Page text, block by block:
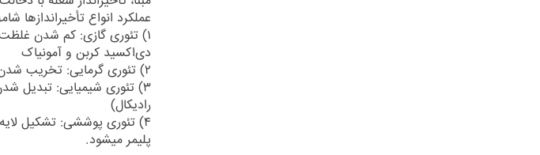
عملکرد انواع تأخیراندازها
۱) تئوری گازی: کم شدن
دی‌اکسید کربن و آمونیاک
۲) تئوری گرمایی: تخریب شدن تاخیرانداز در خلال واکنش گرماگیر و خنکسازی محیط درگیر آتش
۳) تئوری شیمیایی: تبدیل
رادیکال)
۴) تئوری پوششی: تشکیل
پلیمر میشود.